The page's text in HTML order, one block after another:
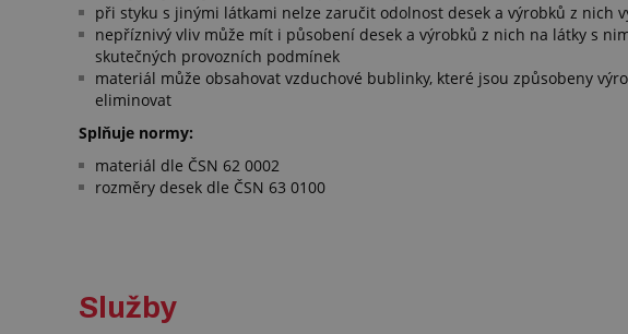
při styku s jinými látkami nelze zaručit odolnost desek a výrobků z nich
nepříznivý vliv může mít i působení desek a výrobků z nich na látky s
skutečných provozních podmínek
materiál může obsahovat vzduchové bublinky, které jsou způsobeny
eliminovat
Splňuje normy:
materiál dle ČSN 62 0002
rozměry desek dle ČSN 63 0100
Služby